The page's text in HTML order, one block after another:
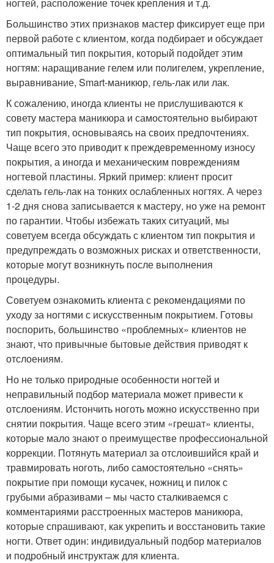
Большинство этих признаков мастер фиксирует еще при
первой работе с клиентом, когда подбирает и обсуждает
оптимальный тип покрытия, который подойдет этим
ногтям: наращивание гелем или полигелем, укрепление,
выравнивание, Smart-маникюр, гель-лак или лак.
К сожалению, иногда клиенты не прислушиваются к
совету мастера маникюра и самостоятельно выбирают
тип покрытия, основываясь на своих предпочтениях.
Чаще всего это приводит к преждевременному износу
покрытия, а иногда и механическим повреждениям
ногтевой пластины. Яркий пример: клиент просит
сделать гель-лак на тонких ослабленных ногтях. А через
1-2 дня снова записывается к мастеру, но уже на ремонт
по гарантии. Чтобы избежать таких ситуаций, мы
советуем всегда обсуждать с клиентом тип покрытия и
предупреждать о возможных рисках и ответственности,
которые могут возникнуть после выполнения
процедуры.
Советуем ознакомить клиента с рекомендациями по
уходу за ногтями с искусственным покрытием. Готовы
поспорить, большинство «проблемных» клиентов не
знают, что привычные бытовые действия приводят к
отслоениям.
Но не только природные особенности ногтей и
неправильный подбор материала может привести к
отслоениям. Истончить ноготь можно искусственно при
снятии покрытия. Чаще всего этим «грешат» клиенты,
которые мало знают о преимуществе профессиональной
коррекции. Потянуть материал за отслоившийся край и
травмировать ноготь, либо самостоятельно «снять»
покрытие при помощи кусачек, ножниц и пилок с
грубыми абразивами – мы часто сталкиваемся с
комментариями расстроенных мастеров маникюра,
которые спрашивают, как укрепить и восстановить такие
ногти. Ответ один: индивидуальный подбор материалов
и подробный инструктаж для клиента.